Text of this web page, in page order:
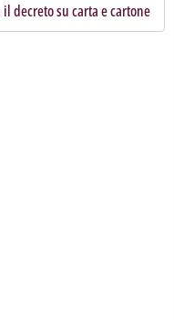
decreto su carta e cartone